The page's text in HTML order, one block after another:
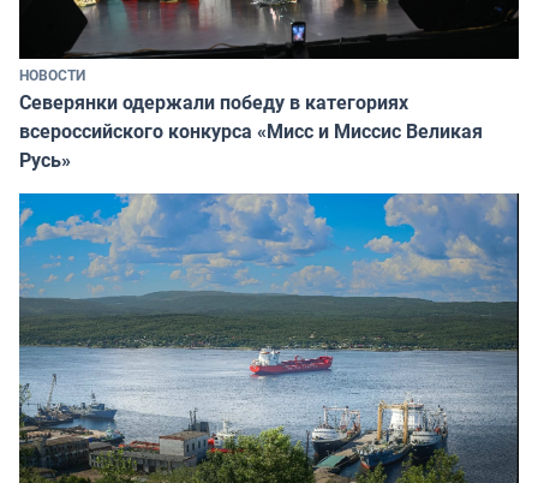
НОВОСТИ
Северянки одержали победу в категориях
всероссийского конкурса «Мисс и Миссис Великая
Русь»